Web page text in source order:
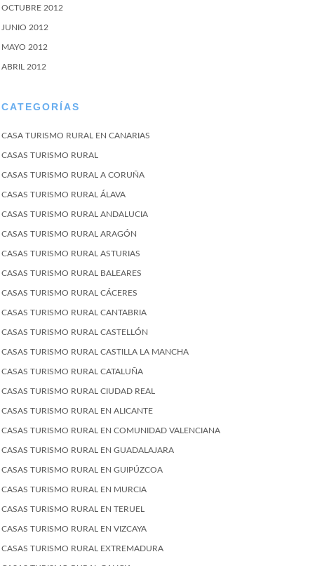
OCTUBRE 2012
JUNIO 2012
MAYO 2012
ABRIL 2012
CATEGORÍAS
CASA TURISMO RURAL EN CANARIAS
CASAS TURISMO RURAL
CASAS TURISMO RURAL A CORUÑA
CASAS TURISMO RURAL ÁLAVA
CASAS TURISMO RURAL ANDALUCIA
CASAS TURISMO RURAL ARAGÓN
CASAS TURISMO RURAL ASTURIAS
CASAS TURISMO RURAL BALEARES
CASAS TURISMO RURAL CÁCERES
CASAS TURISMO RURAL CANTABRIA
CASAS TURISMO RURAL CASTELLÓN
CASAS TURISMO RURAL CASTILLA LA MANCHA
CASAS TURISMO RURAL CATALUÑA
CASAS TURISMO RURAL CIUDAD REAL
CASAS TURISMO RURAL EN ALICANTE
CASAS TURISMO RURAL EN COMUNIDAD VALENCIANA
CASAS TURISMO RURAL EN GUADALAJARA
CASAS TURISMO RURAL EN GUIPÚZCOA
CASAS TURISMO RURAL EN MURCIA
CASAS TURISMO RURAL EN TERUEL
CASAS TURISMO RURAL EN VIZCAYA
CASAS TURISMO RURAL EXTREMADURA